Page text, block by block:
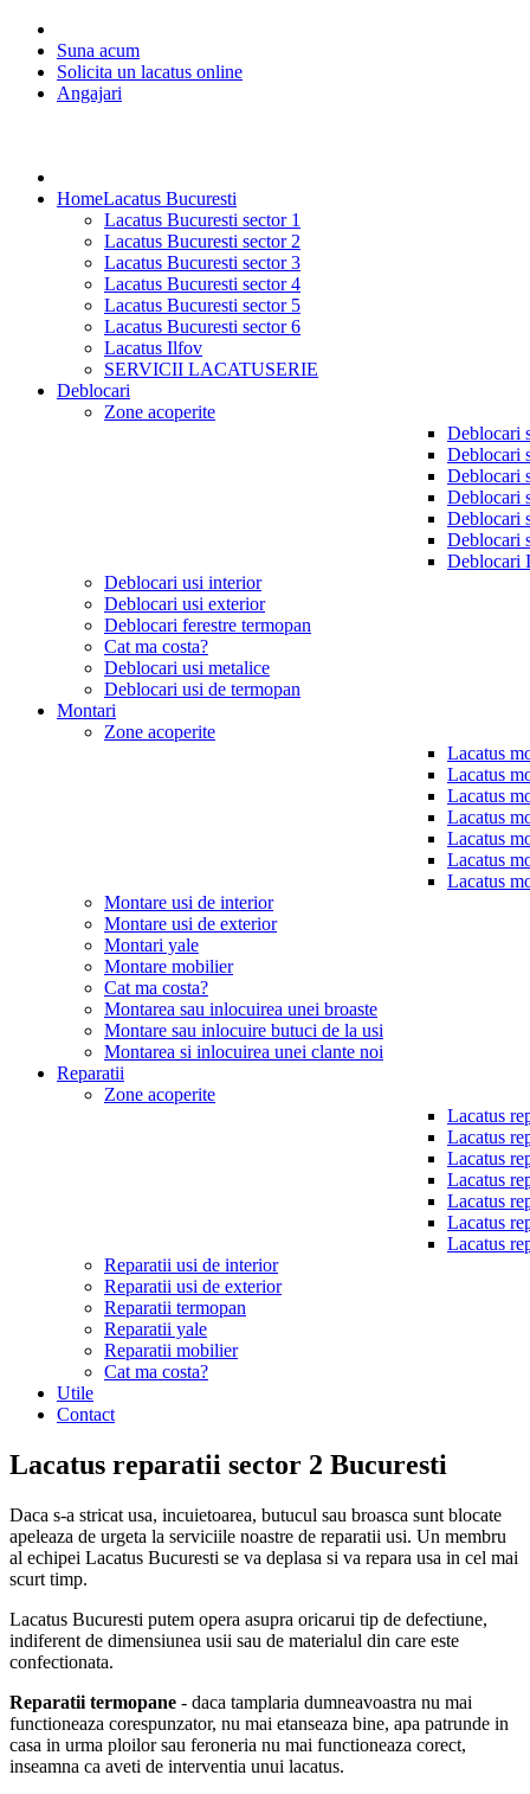
Suna acum
Solicita un lacatus online
Angajari
HomeLacatus Bucuresti
Lacatus Bucuresti sector 1
Lacatus Bucuresti sector 2
Lacatus Bucuresti sector 3
Lacatus Bucuresti sector 4
Lacatus Bucuresti sector 5
Lacatus Bucuresti sector 6
Lacatus Ilfov
SERVICII LACATUSERIE
Deblocari
Zone acoperite
Deblocari
Deblocari
Deblocari
Deblocari
Deblocari
Deblocari
Deblocari
Deblocari usi interior
Deblocari usi exterior
Deblocari ferestre termopan
Cat ma costa?
Deblocari usi metalice
Deblocari usi de termopan
Montari
Zone acoperite
Lacatus
Lacatus
Lacatus
Lacatus
Lacatus
Lacatus
Lacatus
Montare usi de interior
Montare usi de exterior
Montari yale
Montare mobilier
Cat ma costa?
Montarea sau inlocuirea unei broaste
Montare sau inlocuire butuci de la usi
Montarea si inlocuirea unei clante noi
Reparatii
Zone acoperite
Lacatus
Lacatus
Lacatus
Lacatus
Lacatus
Lacatus
Lacatus
Reparatii usi de interior
Reparatii usi de exterior
Reparatii termopan
Reparatii yale
Reparatii mobilier
Cat ma costa?
Utile
Contact
Lacatus reparatii sector 2 Bucuresti
Daca s-a stricat usa, incuietoarea, butucul sau broasca sunt blocate
apeleaza de urgeta la serviciile noastre de reparatii usi. Un membru
al echipei Lacatus Bucuresti se va deplasa si va repara usa in cel mai
scurt timp.
Lacatus Bucuresti putem opera asupra oricarui tip de defectiune,
indiferent de dimensiunea usii sau de materialul din care este
confectionata.
Reparatii termopane - daca tamplaria dumneavoastra nu mai
functioneaza corespunzator, nu mai etanseaza bine, apa patrunde in
casa in urma ploilor sau feroneria nu mai functioneaza corect,
inseamna ca aveti de interventia unui lacatus.